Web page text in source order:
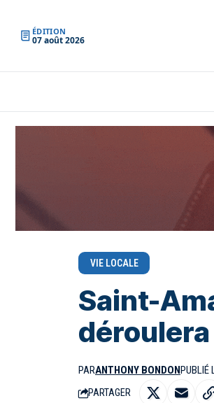
ÉDITION
07 août 2026
VIE LOCALE
Saint-
PARANTHONY BONDON PUBLIÉ
PARTAGER